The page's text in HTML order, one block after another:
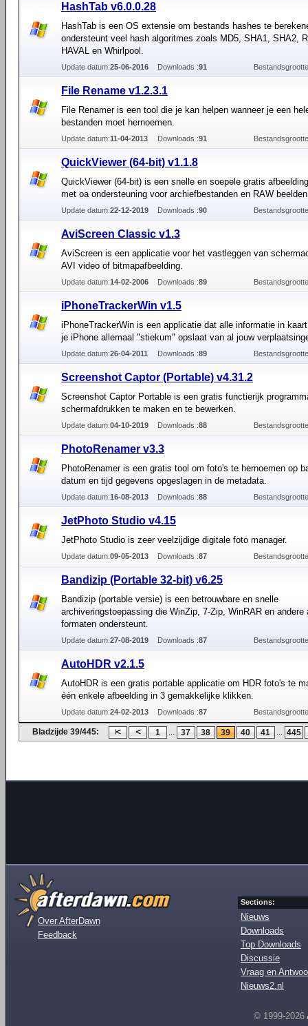
HashTab v6.0.0.28
HashTab is een OS extensie om bestands hashes te
ondersteunt veel hash algoritmes zoals MD5, SHA1, SHA2,
HAVAL en Whirlpool.
Update datum:25-06-2016 Downloads :91
File Rename v1.2.3.1
File Renamer is een tool die je kan helpen wanneer je een
bestanden moet hernoemen.
Update datum:11-04-2013 Downloads :91
QuickViewer (64-bit) v1.1.8
QuickViewer (64-bit) is een snelle en soepele gratis
met oa ondersteuning voor archiefbestanden en RAW beelden
Update datum:22-12-2019 Downloads :90
AviScreen Classic v1.3
AviScreen is een applicatie voor het vastleggen van
AVI video of bitmapafbeelding.
Update datum:14-02-2006 Downloads :89
iPhoneTrackerWin v1.5
iPhoneTrackerWin is een applicatie dat alle informatie in
je iPhone allemaal "stiekum" opslaat van al jouw
Update datum:26-04-2011 Downloads :89
Screenshot Captor (Portable) v4.31.2
Screenshot Captor Portable is een gratis functierijk
schermafdrukken te maken en te bewerken.
Update datum:04-10-2019 Downloads :88
PhotoRenamer v3.3
PhotoRenamer is een gratis tool om foto's te hernoemen op
datum en tijd gegevens opgeslagen in de metadata.
Update datum:16-08-2013 Downloads :88
JetPhoto Studio v4.15
JetPhoto Studio is zeer veelzijdige digitale foto manager.
Update datum:09-05-2013 Downloads :87
Bandizip (Portable 32-bit) v6.25
Bandizip (portable versie) is een betrouwbare en snelle
archiveringstoepassing die WinZip, 7-Zip, WinRAR en andere
formaten ondersteunt.
Update datum:27-08-2019 Downloads :87
AutoHDR v2.1.5
AutoHDR is een gratis portable applicatie om HDR foto's te
één enkele afbeelding in 3 gemakkelijke klikken.
Update datum:24-02-2013 Downloads :87
Bladzijde 39/445: 1 ... 37 38 39 40 41 ... 445
Over AfterDawn
Feedback
Sections:
Nieuws
Downloads
Top Downloads
Discussie
Vraag en
Nieuws2.nl
© 1999-2026